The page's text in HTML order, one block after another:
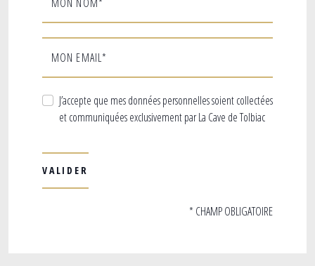
MON EMAIL*
J’accepte que mes données personnelles soient collectées
et communiquées exclusivement par La Cave de Tolbiac
* CHAMP OBLIGATOIRE